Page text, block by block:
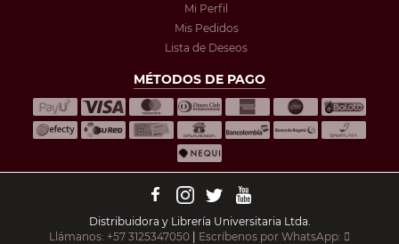
Mi Perfil
Mis Pedidos
Lista de Deseos
MÉTODOS DE PAGO
Distribuidora y Librería Universitaria Ltda.
Llámanos: +57 3125347050
Escríbenos por WhatsApp: